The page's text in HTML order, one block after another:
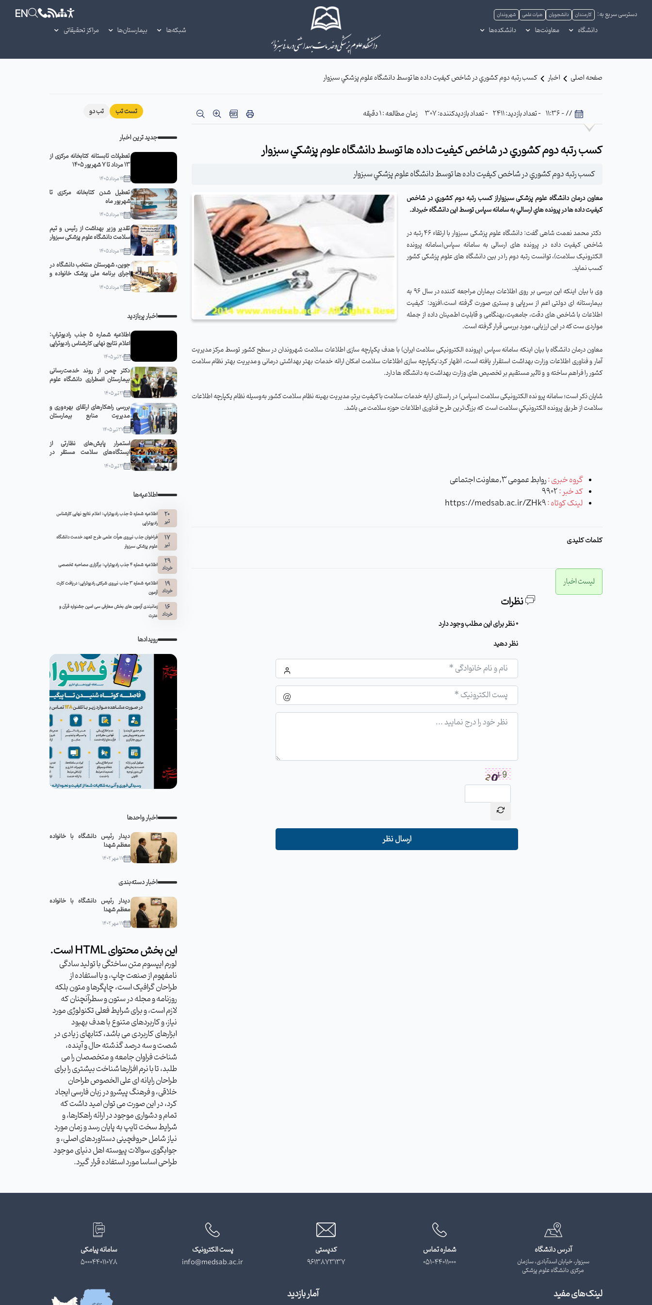
دسترسی سریع به: کارمندان دانشجویان هیات علمی شهروندان EN
دانشگاه معاونت‌ها دانشکده‌ها شبکه‌ها بیمارستان‌ها مراکز تحقیقاتی
صفحه اصلی اخبار كسب رتبه دوم كشوري در شاخص كيفيت داده ها توسط دانشگاه علوم پزشكي سبزوار
// - 11:36 - تعداد بازدید: 2411 - تعداد بازدیدکننده: 307 زمان مطالعه : 1 دقیقه
كسب رتبه دوم كشوري در شاخص كيفيت داده ها توسط دانشگاه علوم پزشكي سبزوار
كسب رتبه دوم كشوري در شاخص كيفيت داده ها توسط دانشگاه علوم پزشكي سبزوار
معاون درمان دانشگاه علوم پزشکی سبزواراز كسب رتبه دوم كشوري در شاخص
كيفيت داده ها در پرونده هاي ارسالي به سامانه سپاس توسط این دانشگاه خبرداد.
دکتر محمد نعمت شاهی گفت: دانشگاه علوم پزشکی سبزوار با ارتقاء 46 رتبه در
شاخص کیفیت داده در پرونده های ارسالی به سامانه سپاس(سامانه پرونده
الکترونیک سلامت)، توانست رتبه دوم را در بین دانشگاه های علوم پزشکی کشور
کسب نماید.
وی با بیان اینکه این بررسی بر روی اطلاعات بیماران مراجعه کننده در سال 96 به
بیمارستانه ای دولتی اعم از سرپایی و بستری صورت گرفته است،افزود: کیفیت
اطلاعات با شاخص های دقت، جامعیت،بهنگامی و قابلیت اطمینان داده از جمله
مواردی ست که در این ارزیابی، مورد بررسی قرار گرفته است.
معاون درمان دانشگاه با بیان اینکه سامانه سپاس (پرونده الکترونیکی سلامت ایران) با هدف یکپارچه سازی اطلاعات سلامت شهروندان در سطح کشور توسط مرکز مدیریت
آمار و فناوری اطلاعات وزارت بهداشت استقرار یافته است، اظهار کرد:یکپارچه سازی اطلاعات سلامت امکان ارائه خدمات بهتر بهداشتی درمانی و مدیریت بهتر نظام سلامت
کشور را فراهم ساخته و و تاثیر مستقیم بر تخصیص های وزارت بهداشت به دانشگاه ها دارد.
شایان ذکر است؛ سامانه پرو نده الکترونیکی سلامت (سپاس) در راستای ارايه خدمات سلامت با كيفيت برتر، مدیریت بهینه نظام سلامت کشور به‌وسيله نظام یکپارچه اطلاعات
سلامت از طریق پرونده الكترونيكي سلامت است که بزرگ‌ترین طرح فناوری اطلاعات حوزه سلامت می باشد.
گروه خبری :روابط عمومی 3,معاونت اجتماعی
کد خبر :9902
لینک کوتاه :https://medsab.ac.ir/ZHk9
کلمات کلیدی
لیست اخبار
نظرات
0 نظر برای این مطلب وجود دارد
نظر دهید
ارسال نظر
تست تب تب دو
جدید ترین اخبار
تعطیلات تابستانه کتابخانه مرکزی از
13 مرداد تا 7 شهریور 1405
12 مرداد 1405
تعطیل شدن کتابخانه مرکزی تا
شهریور ماه
12 مرداد 1405
تقدیر وزیر بهداشت از رئیس و تیم
سلامت دانشگاه علوم پزشکی سبزوار
12 مرداد 1405
جوین، شهرستان منتخب دانشگاه در
اجرای برنامه ملی پزشک خانواده و
نظام ارجاع
12 مرداد 1405
اخبار پربازدید
اطلاعیه شماره 5 جذب رادیوتراپ:
اعلام نتایج نهایی کارشناس رادیوتراپی
20 تیر 1405
دکتر چمن از روند خدمت‌رسانی
بیمارستان اضطراری دانشگاه علوم
پزشکی سبزوار در مشهد مقدس
بازدید کرد
21 تیر 1405
بررسی راهکارهای ارتقای بهره‌وری و
مدیریت منابع بیمارستان
قمربنی‌هاشم(ع) جوین با حضور
رئیس دانشگاه
27 تیر 1405
استمرار پایش‌های نظارتی از
ایستگاه‌های سلامت مستقر در
مواکب سبزوار
21 تیر 1405
اطلاعیه‌ها
20
تیر
اطلاعیه شماره 5 جذب رادیوتراپ: اعلام نتایج نهایی کارشناس
رادیوتراپی
17
تیر
فراخوان جذب نیروی هیأت علمی طرح تعهد خدمت دانشگاه
علوم پزشکی سبزوار
29
خرداد اطلاعیه شماره ۴ جذب رادیوتراپ: برگزاری مصاحبه تخصصی
19
خرداد
اطلاعیه شماره 3 جذب نیروی شرکتی رادیوتراپی: دریافت کارت
آزمون
16
خرداد
زمانبندی آزمون های بخش معارفی سی امین جشنواره قرآن و
عترت
رویدادها
اخبار واحدها
دیدار رئیس دانشگاه با خانواده
معظم شهدا
۱۷ مهر ۱۴۰۲
اخبار دسته‌بندی
دیدار رئیس دانشگاه با خانواده
معظم شهدا
۱۷ مهر ۱۴۰۲
این بخش محتوای HTML است.
لورم ایپسوم متن ساختگی با تولید سادگی
نامفهوم از صنعت چاپ، و با استفاده از
طراحان گرافیک است، چاپگرها و متون بلکه
روزنامه و مجله در ستون و سطرآنچنان که
لازم است، و برای شرایط فعلی تکنولوژی مورد
نیاز، و کاربردهای متنوع با هدف بهبود
ابزارهای کاربردی می باشد، کتابهای زیادی در
شصت و سه درصد گذشته حال و آینده،
شناخت فراوان جامعه و متخصصان را می
طلبد، تا با نرم افزارها شناخت بیشتری را برای
طراحان رایانه ای علی الخصوص طراحان
خلاقی، و فرهنگ پیشرو در زبان فارسی ایجاد
کرد، در این صورت می توان امید داشت که
تمام و دشواری موجود در ارائه راهکارها، و
شرایط سخت تایپ به پایان رسد و زمان مورد
نیاز شامل حروفچینی دستاوردهای اصلی، و
جوابگوی سوالات پیوسته اهل دنیای موجود
طراحی اساسا مورد استفاده قرار گیرد.
آدرس دانشگاه
سبزوار، خیابان اسدآبادی، سازمان
مرکزی دانشگاه علوم پزشکی
شماره تماس
051-44011000
کدپستی
9613873137
پست الکترونیک
info@medsab.ac.ir
سامانه پیامکی
500044011078
لینک‌های مفید آمار بازدید